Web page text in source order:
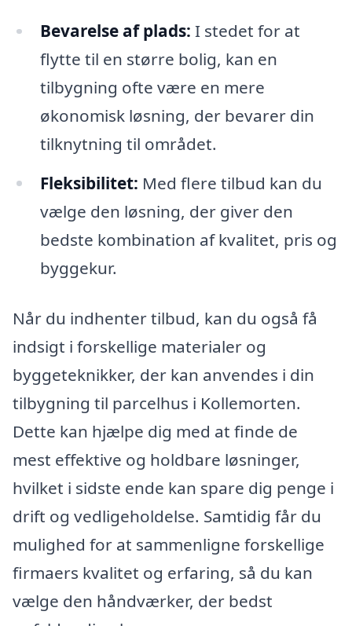
Bevarelse af plads: I stedet for at
flytte til en større bolig, kan en
tilbygning ofte være en mere
økonomisk løsning, der bevarer din
tilknytning til området.
Fleksibilitet: Med flere tilbud kan du
vælge den løsning, der giver den
bedste kombination af kvalitet, pris og
byggekur.
Når du indhenter tilbud, kan du også få
indsigt i forskellige materialer og
byggeteknikker, der kan anvendes i din
tilbygning til parcelhus i Kollemorten.
Dette kan hjælpe dig med at finde de
mest effektive og holdbare løsninger,
hvilket i sidste ende kan spare dig penge i
drift og vedligeholdelse. Samtidig får du
mulighed for at sammenligne forskellige
firmaers kvalitet og erfaring, så du kan
vælge den håndværker, der bedst